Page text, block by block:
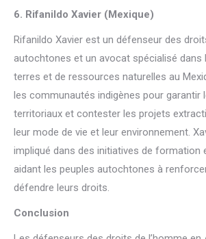
6. Rifanildo Xavier (Mexique)
Rifanildo Xavier est un défenseur des
autochtones et un avocat spécialisé dans
terres et de ressources naturelles au
les communautés indigènes pour garantir
territoriaux et contester les projets
leur mode de vie et leur environnement.
impliqué dans des initiatives de formation
aidant les peuples autochtones à
défendre leurs droits.
Conclusion